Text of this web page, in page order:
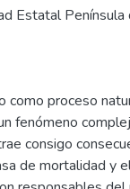
Estatal Península
como proceso
fenómeno
consigo
de mortalidad y